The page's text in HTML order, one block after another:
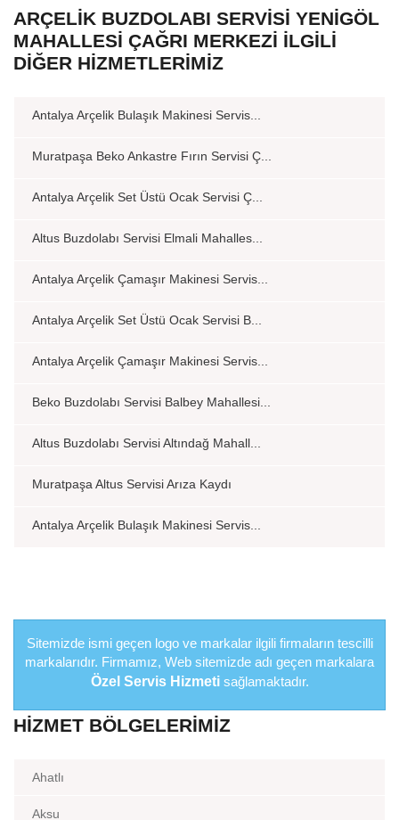
ARÇELIK BUZDOLABI SERVISI YENIGÖL
MAHALLESI ÇAĞRI MERKEZI İLGILI
DIĞER HIZMETLERIMIZ
Antalya Arçelik Bulaşık Makinesi Servis...
Muratpaşa Beko Ankastre Fırın Servisi Ç...
Antalya Arçelik Set Üstü Ocak Servisi Ç...
Altus Buzdolabı Servisi Elmali Mahalles...
Antalya Arçelik Çamaşır Makinesi Servis...
Antalya Arçelik Set Üstü Ocak Servisi B...
Antalya Arçelik Çamaşır Makinesi Servis...
Beko Buzdolabı Servisi Balbey Mahallesi...
Altus Buzdolabı Servisi Altındağ Mahall...
Muratpaşa Altus Servisi Arıza Kaydı
Antalya Arçelik Bulaşık Makinesi Servis...
Sitemizde ismi geçen logo ve markalar ilgili firmaların tescilli
markalarıdır. Firmamız, Web sitemizde adı geçen markalara
Özel Servis Hizmetisağlamaktadır.
HIZMET BÖLGELERIMIZ
Ahatlı
Aksu